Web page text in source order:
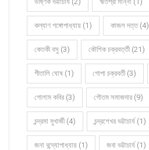
কল্যাণ গঙ্গোপাধ্যায় (1) কাজল দত্ত (4)
কেতকী বসু (3) কৌশিক চক্রবর্ত্তী (21)
গীতালি ঘোষ (1) গোপা চক্রবর্তী (3)
গোলাম কবির (3) গৌতম সমাজদার (9)
চন্দ্রমা মুখার্জী (4) চন্দ্রশেখর ভট্টাচার্য (1)
জনা বন্দ্যোপাধ্যায় (1) জবা ভট্টাচার্য (1)